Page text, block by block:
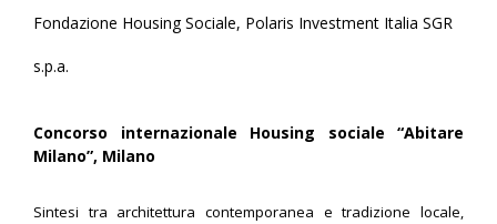
Fondazione Housing Sociale, Polaris Investment Italia SGR
s.p.a.
Concorso internazionale Housing sociale “Abitare
Milano”, Milano
Sintesi tra architettura contemporanea e tradizione locale,